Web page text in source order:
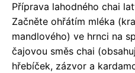
Příprava lahodného chai
Začněte ohřátím mléka
mandlového) ve hrnci na
čajovou směs chai
hřebíček, zázvor a